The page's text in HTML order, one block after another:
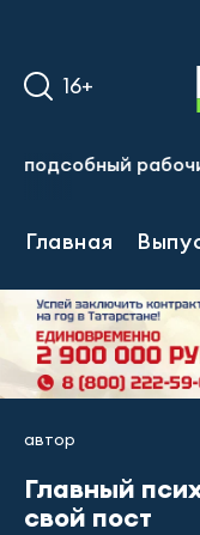
16+
рабочий зп
Главная
автор
Главный
свой пост